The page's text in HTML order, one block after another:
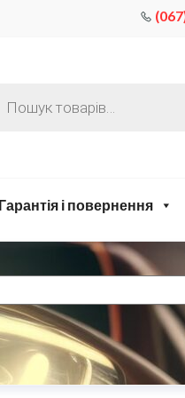
Гарантія і повернення